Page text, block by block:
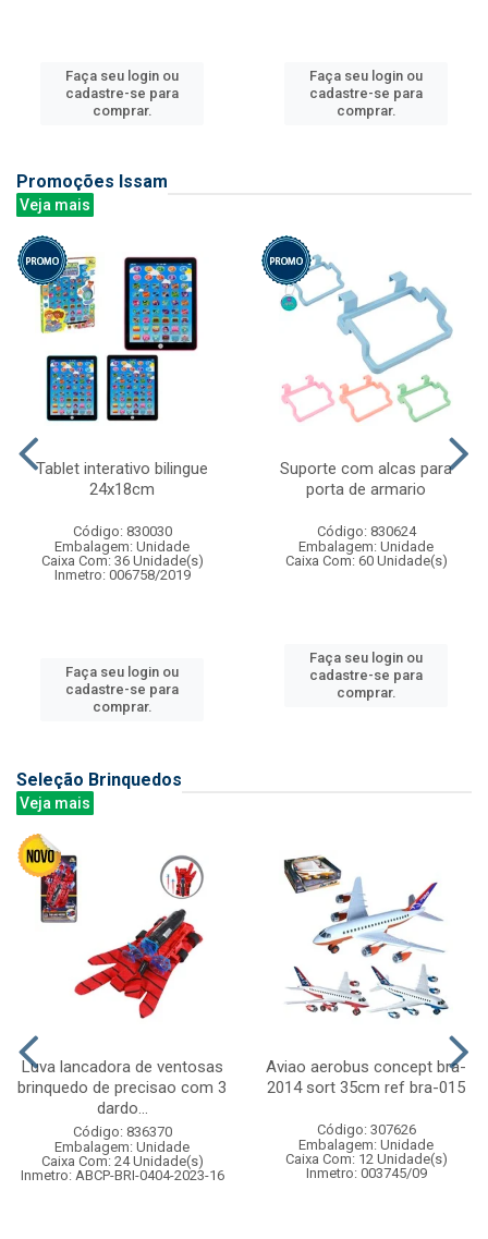
Faça seu login ou
cadastre-se para
comprar.
Faça seu login ou
cadastre-se para
comprar.
Promoções Issam
Veja mais
Tablet interativo bilingue
24x18cm
Código: 830030
Embalagem: Unidade
Caixa Com: 36 Unidade(s)
Inmetro: 006758/2019
Faça seu login ou
cadastre-se para
comprar.
Suporte com alcas para
porta de armario
Código: 830624
Embalagem: Unidade
Caixa Com: 60 Unidade(s)
Faça seu login ou
cadastre-se para
comprar.
Seleção Brinquedos
Veja mais
Luva lancadora de ventosas
brinquedo de precisao com 3
dardo...
Código: 836370
Embalagem: Unidade
Caixa Com: 24 Unidade(s)
Inmetro: ABCP-BRI-0404-2023-16
Aviao aerobus concept bra-
2014 sort 35cm ref bra-015
Código: 307626
Embalagem: Unidade
Caixa Com: 12 Unidade(s)
Inmetro: 003745/09